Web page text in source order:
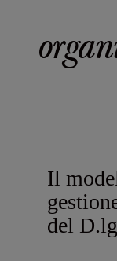
Bilancio di
Video
FRA
ESP
Il
del